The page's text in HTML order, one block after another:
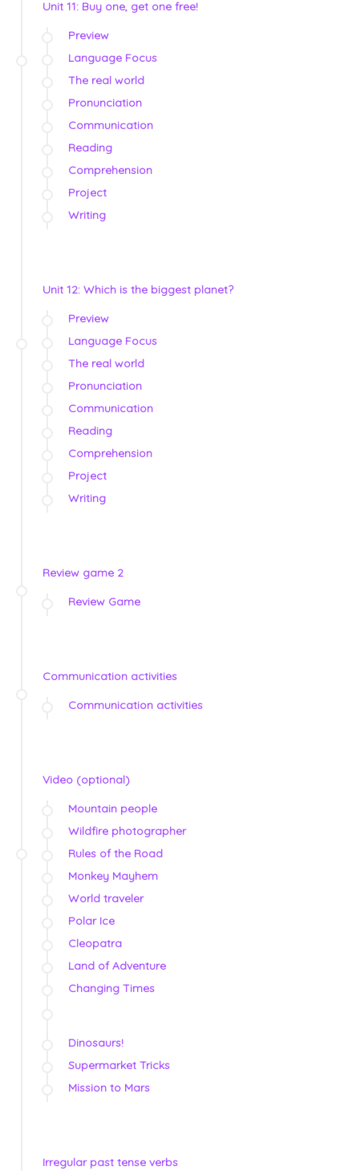
Unit 11: Buy one, get one free!
Preview
Language Focus
The real world
Pronunciation
Communication
Reading
Comprehension
Project
Writing
Unit 12: Which is the biggest planet?
Preview
Language Focus
The real world
Pronunciation
Communication
Reading
Comprehension
Project
Writing
Review game 2
Review Game
Communication activities
Communication activities
Video (optional)
Mountain people
Wildfire photographer
Rules of the Road
Monkey Mayhem
World traveler
Polar Ice
Cleopatra
Land of Adventure
Changing Times
Dinosaurs!
Supermarket Tricks
Mission to Mars
Irregular past tense verbs